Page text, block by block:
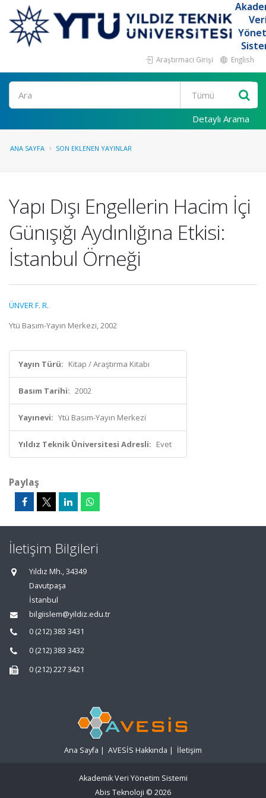
Araştırmacı Girişi English
Ara
Detaylı Arama
ANA SAYFA SON EKLENEN YAYINLAR
Yapı Dışı Engellerin Hacim İçi
Günışığı Aydınlığına Etkisi:
İstanbul Örneği
ÜNVER F. R.
Ytü Basım-Yayın Merkezi, 2002
Yayın Türü: Kitap / Araştırma Kitabı
Basım Tarihi: 2002
Yayınevi: Ytü Basım-Yayın Merkezi
Yıldız Teknik Üniversitesi Adresli: Evet
Paylaş
İletişim Bilgileri
Yıldız Mh., 34349
Davutpaşa
İstanbul
bilgiislem@yildiz.edu.tr
0 (212) 383 3431
0 (212) 383 3432
0 (212) 227 3421
Ana Sayfa | AVESİS Hakkında | İletişim
Akademik Veri Yönetim Sistemi
Abis Teknoloji © 2026